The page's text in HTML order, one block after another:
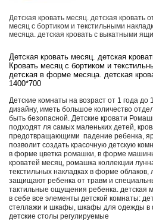
Детская кровать месяц. детская кровать
месяц с бортиком и текстильными
месяца. детская кровать с выкатными
Детская кровать месяц. детская
Кровать месяц с бортиком и
детская в форме месяца. детская
1400*700
Детские комнаты на возраст от 1 года
дизайну, иметь большое количество
быть безопасной. Детские кровати
подходят ля самых маленьких детей,
предотвращающими падение ребенка,
позволит создать красочную детскую
в форме цветка ромашки, в форме
кроватей месяц, ромашка коллекции
текстильных накладках в форме облаков,
защищают ребенка от травм и
тактильные ощущения ребенка. детская
в себе все элементы детской комнаты:
стеллажи и шкафы, шкафы для одежды в
детские столы регулируемые